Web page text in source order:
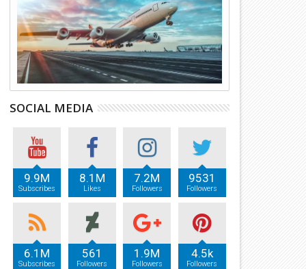
SOCIAL MEDIA
9.9M
Subscribes
8.1M
Likes
7.2M
Followers
9531
Followers
6.1M
Subscribes
561
Followers
1.9M
Followers
4.5k
Followers